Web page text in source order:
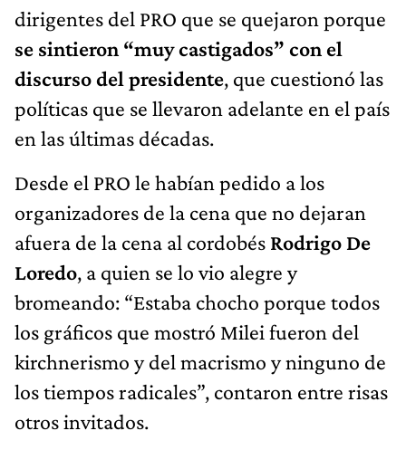
dirigentes del PRO que se quejaron porque
se sintieron “muy castigados” con el
discurso del presidente, que cuestionó las
políticas que se llevaron adelante en el país
en las últimas décadas.
Desde el PRO le habían pedido a los
organizadores de la cena que no dejaran
afuera de la cena al cordobés Rodrigo De
Loredo, a quien se lo vio alegre y
bromeando: “Estaba chocho porque todos
los gráficos que mostró Milei fueron del
kirchnerismo y del macrismo y ninguno de
los tiempos radicales”, contaron entre risas
otros invitados.